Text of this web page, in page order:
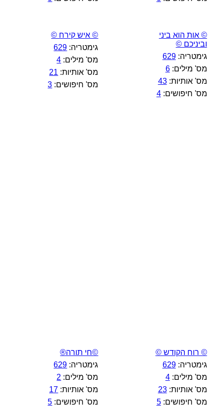
© אות הוא ביני
וביניכם ©
גימטריה:629
מס' מילים:6
מס' אותיות:43
מס' חיפושים:4
© איש קירח ©
גימטריה: 629
מס' מילים: 4
מס' אותיות: 21
מס' חיפושים: 3
© רוח הקודש ©
גימטריה:629
מס' מילים:4
מס' אותיות:23
מס' חיפושים:5
©חי תורה®
גימטריה: 629
מס' מילים: 2
מס' אותיות: 17
מס' חיפושים: 5